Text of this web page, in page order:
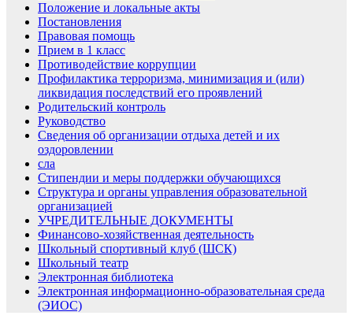
Положение и локальные акты
Постановления
Правовая помощь
Прием в 1 класс
Противодействие коррупции
Профилактика терроризма, минимизация и (или)
ликвидация последствий его проявлений
Родительский контроль
Руководство
Сведения об организации отдыха детей и их
оздоровлении
сла
Стипендии и меры поддержки обучающихся
Структура и органы управления образовательной
организацией
УЧРЕДИТЕЛЬНЫЕ ДОКУМЕНТЫ
Финансово-хозяйственная деятельность
Школьный спортивный клуб (ШСК)
Школьный театр
Электронная библиотека
Электронная информационно-образовательная среда
(ЭИОС)